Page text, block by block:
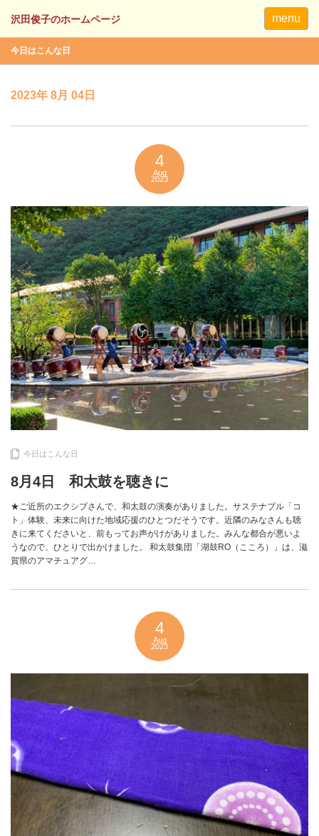
menu
今日はこんな日
2023年 8月 04日
4
Aug
2023
今日はこんな日
8月4日 和太鼓を聴きに
★ご近所のエクシブさんで、和太鼓の演奏がありました。サステナブル「コ
ト」体験、未来に向けた地域応援のひとつだそうです。近隣のみなさんも聴
きに来てくださいと、前もってお声がけがありました。みんな都合が悪いよ
うなので、ひとりで出かけました。 和太鼓集団「湖鼓RO（こころ）」は、滋
賀県のアマチュアグ…
4
Aug
2023